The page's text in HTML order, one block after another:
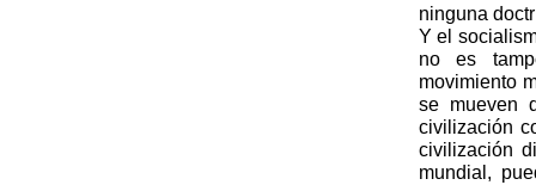
ninguna
Y el
no es
movimiento
se mueven
civilización
civilización
mundial,